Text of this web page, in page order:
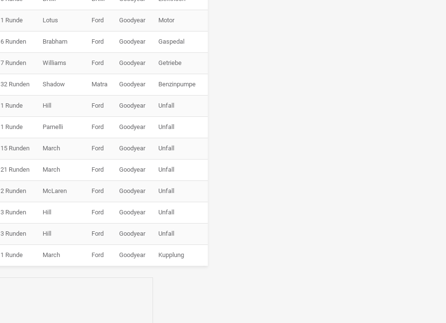
1 Runde Lotus Ford Goodyear Motor
6 Runden Brabham Ford Goodyear Gaspedal
7 Runden Williams Ford Goodyear Getriebe
32 Runden Shadow Matra Goodyear Benzinpumpe
1 Runde Hill Ford Goodyear Unfall
1 Runde Parnelli Ford Goodyear Unfall
15 Runden March Ford Goodyear Unfall
21 Runden March Ford Goodyear Unfall
2 Runden McLaren Ford Goodyear Unfall
3 Runden Hill Ford Goodyear Unfall
3 Runden Hill Ford Goodyear Unfall
1 Runde March Ford Goodyear Kupplung